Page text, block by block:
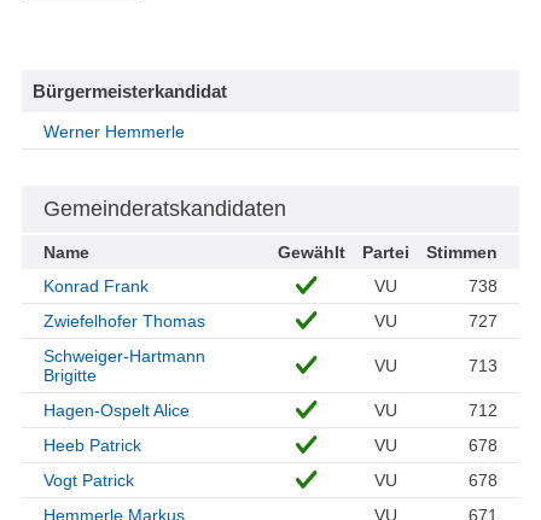
Bürgermeisterkandidat
Werner Hemmerle
Gemeinderatskandidaten
Name Gewählt Partei
Stimmen
Konrad Frank
VU
738
Zwiefelhofer Thomas
VU
727
Schweiger-Hartmann
Brigitte
VU 713
Hagen-Ospelt Alice VU
712
Heeb Patrick
VU
678
Vogt Patrick
VU
678
Hemmerle Markus
VU
671